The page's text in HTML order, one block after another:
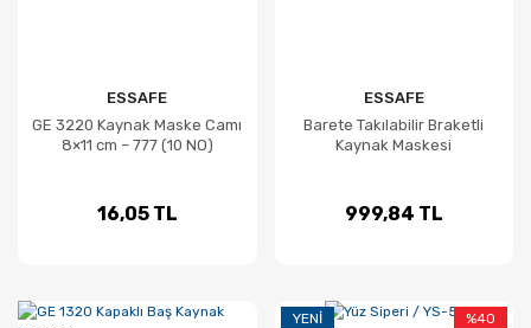
ESSAFE
GE 3220 Kaynak Maske Camı
8×11 cm – 777 (10 NO)
16,05 TL
ESSAFE
Barete Takılabilir Braketli
Kaynak Maskesi
999,84 TL
%40
YENI